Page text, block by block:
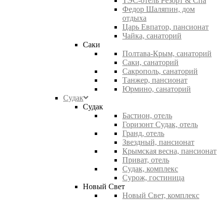
Федор Шаляпин, дом
отдыха
Царь Евпатор, пансионат
Чайка, санаторий
Саки
Полтава-Крым, санаторий
Саки, санаторий
Сакрополь, санаторий
Танжер, пансионат
Юрмино, санаторий
Судак
Судак
Бастион, отель
Горизонт Судак, отель
Гранд, отель
Звездный, пансионат
Крымская весна, пансионат
Приват, отель
Судак, комплекс
Сурож, гостиница
Новый Свет
Новый Свет, комплекс